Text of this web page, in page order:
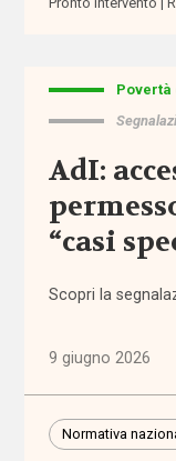
nazionale
Normativa
regionale
Rassegna
normativa
Spazio ai
Povertà
AdI:
“casi
Scopri la
9 giugno 2026
Normativa